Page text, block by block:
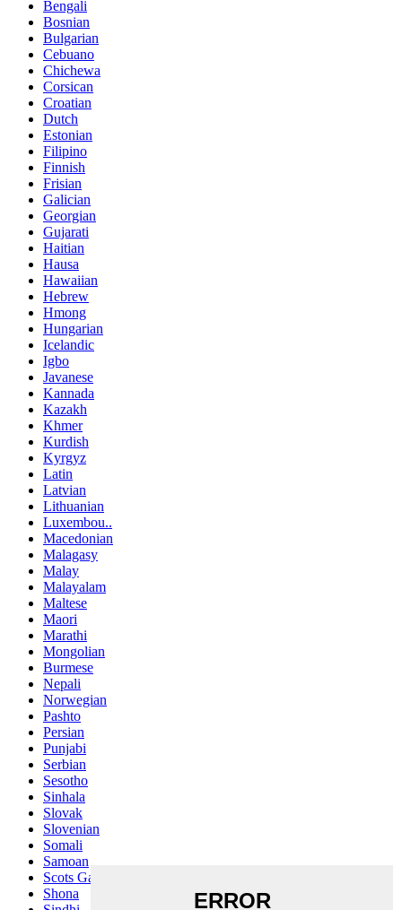
Bengali
Bosnian
Bulgarian
Cebuano
Chichewa
Corsican
Croatian
Dutch
Estonian
Filipino
Finnish
Frisian
Galician
Georgian
Gujarati
Haitian
Hausa
Hawaiian
Hebrew
Hmong
Hungarian
Icelandic
Igbo
Javanese
Kannada
Kazakh
Khmer
Kurdish
Kyrgyz
Latin
Latvian
Lithuanian
Luxembou..
Macedonian
Malagasy
Malay
Malayalam
Maltese
Maori
Marathi
Mongolian
Burmese
Nepali
Norwegian
Pashto
Persian
Punjabi
Serbian
Sesotho
Sinhala
Slovak
Slovenian
Somali
Samoan
Scots Gaelic
Shona